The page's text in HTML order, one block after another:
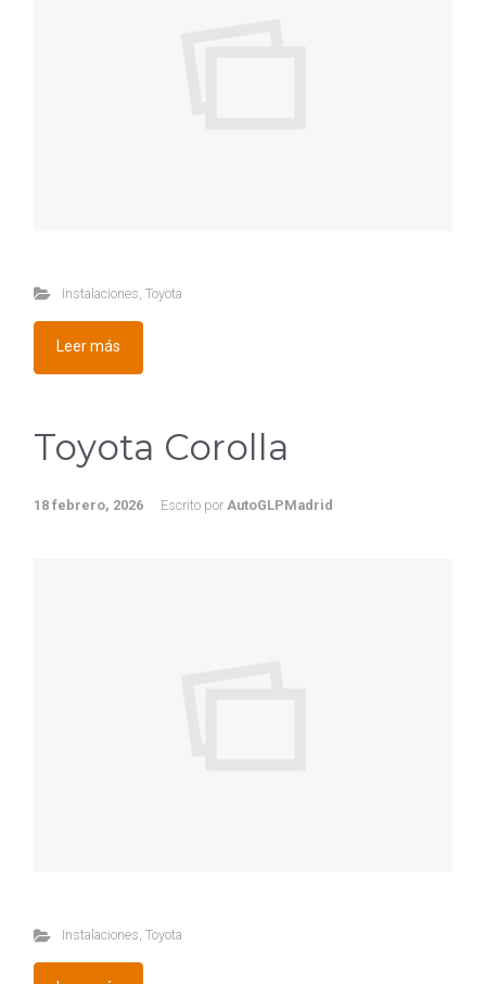
Instalaciones Toyota
Leer más
Toyota Corolla
18 febrero, 2026 Escrito por AutoGLPMadrid
Instalaciones, Toyota